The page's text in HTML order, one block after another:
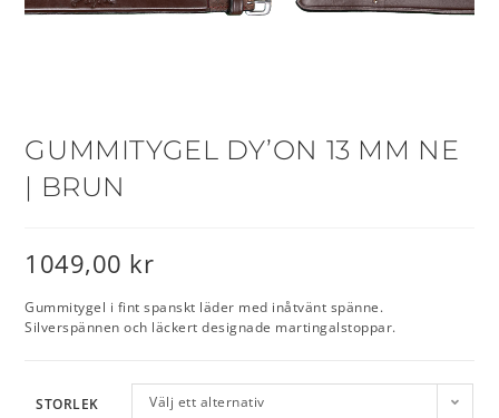
GUMMITYGEL DY’ON 13 MM NE
| BRUN
1049,00 kr
Gummitygel i fint spanskt läder med inåtvänt spänne.
Silverspännen och läckert designade martingalstoppar.
STORLEK Välj ett alternativ